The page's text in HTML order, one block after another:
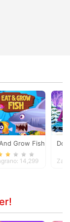
Grow Fish
14,299